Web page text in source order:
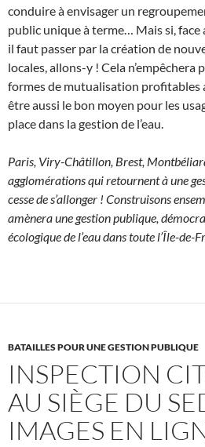
conduire à envisager un
public unique à terme… Mais si, face
il faut passer par la création de
locales, allons-y ! Cela n’empêchera
formes de mutualisation profitables
être aussi le bon moyen pour les
place dans la gestion de l’eau.
Paris, Viry-Châtillon, Brest,
agglomérations qui retournent à une
cesse de s’allonger ! Construisons
amènera une gestion publique,
écologique de l’eau dans toute l’Île-de-
BATAILLES POUR UNE GESTION PUBLIQUE
INSPECTION
AU SIÈGE DU
IMAGES EN